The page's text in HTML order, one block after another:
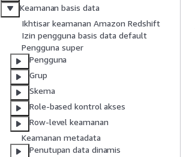
Keamanan basis data
Ikhtisar keamanan Amazon Redshift
Izin pengguna basis data default
Pengguna super
Pengguna
Grup
Skema
Role-based kontrol akses
Row-level keamanan
Keamanan metadata
Penutupan data dinamis